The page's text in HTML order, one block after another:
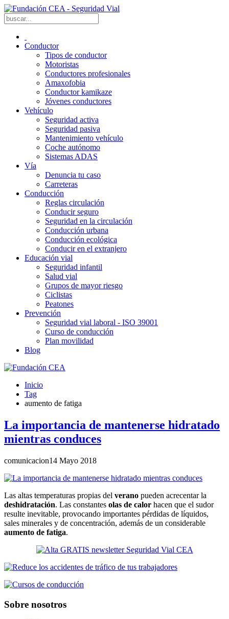
Conductor
Tipos de conductor
Motoristas
Conductores profesionales
Amaxofobia
Conductor kamikaze
Jóvenes conductores
Vehículo
Seguridad activa
Seguridad pasiva
Mantenimiento vehículo
Coche autónomo
Sistemas ADAS
Vía
Denuncia tu caso
Carreteras
Conducción
Reglas circulación
Conducir seguro
Seguridad en la circulación
Conducción urbana
Conducción ecológica
Conducir en el extranjero
Educación vial
Seguridad infantil
Salud vial
Grupos de mayor riesgo
Ciclistas
Peatones
Prevención
Seguridad vial laboral - ISO 39001
Curso de conducción
Plan movilidad
Blog
Inicio
Tag
aumento de fatiga
La importancia de mantenerse hidratado
mientras conduces
comunicacion14 Mayo 2018
Las altas temperaturas propias del verano pueden acrecentar la
deshidratación. Las constantes olas de calor hacen que el sudor
resulte inevitable, provocando importantes pérdidas de líquidos,
sales minerales y de concentración, además de un considerable
aumento de fatiga.
Sobre nosotros